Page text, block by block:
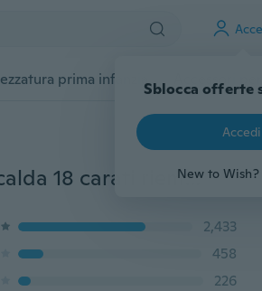
Sblocca offerte
Accedi
New to Wish?
prima infanzia Accessori
2015 braccialetto Mujer gioielli donna bella calda 18 carati riempito giallo fiore multicolore austriaco cristallo gioielli moda catena braccialetto
2,433
458
226